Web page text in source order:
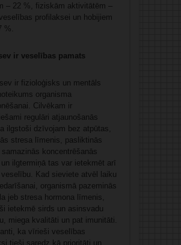
– 22 %, fiziskām aktivitātēm –
profilaksei un hobijiem
%.
ir veselības pamats
sev ir fizioloģisks un mentāls
organisma
Cilvēkam ir
regulāri atjaunošanās
ilgstoši dzīvojam bez atpūtas,
stresa līmenis, pasliktinās
koncentrēšanās
ilgtermiņā tas var ietekmēt arī
veselību. Kad sieviete atvēl laiku
organismā pazeminās
jeb stresa hormona līmenis,
ietekmē sirds un asinsvadu
miega kvalitāti un pat imunitāti.
ka vīrieši veselības
tieši saredz kā prioritāti un